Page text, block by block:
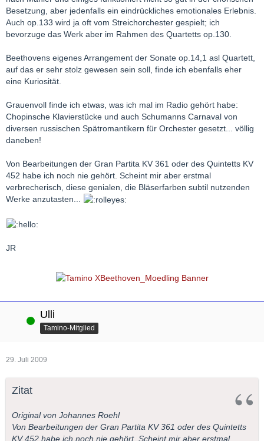
Besetzung, aber jedenfalls ein eindrückliches emotionales Erlebnis.
Auch op.133 wird ja oft vom Streichorchester gespielt; ich
bevorzuge das Werk aber im Rahmen des Quartetts op.130.
Beethovens eigenes Arrangement der Sonate op.14,1 asl Quartett,
auf das er sehr stolz gewesen sein soll, finde ich ebenfalls eher
eine Kuriosität.
Grauenvoll finde ich etwas, was ich mal im Radio gehört habe:
Chopinsche Klavierstücke und auch Schumanns Carnaval von
diversen russischen Spätromantikern für Orchester gesetzt... völlig
daneben!
Von Bearbeitungen der Gran Partita KV 361 oder des Quintetts KV
452 habe ich noch nie gehört. Scheint mir aber erstmal
verbrecherisch, diese genialen, die Bläserfarben subtil nutzenden
Werke anzutasten...
JR
Online Ulli
Tamino-Mitglied
29. Juli 2009
Zitat
Original von Johannes Roehl
Von Bearbeitungen der Gran Partita KV 361 oder des Quintetts
KV 452 habe ich noch nie gehört. Scheint mir aber erstmal